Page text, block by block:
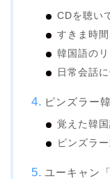
CDを聴い
すきま時
韓国語の
日常会話
ピンズラー
覚えた韓
ピンズラ
ユーキャン